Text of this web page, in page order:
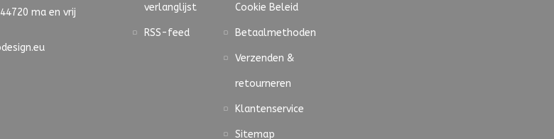
ma en vrij verlanglijst
RSS-feed
Cookie Beleid
Betaalmethoden
Verzenden &
retourneren
Klantenservice
Sitemap